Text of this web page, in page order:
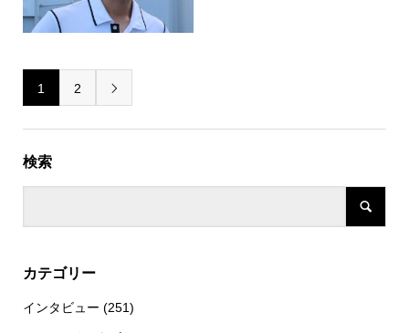
1 2 
検索
カテゴリー
インタビュー (251)